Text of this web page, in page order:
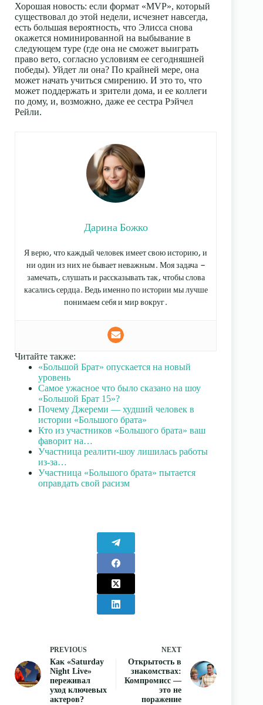
Хорошая новость: если формат «MVP», который
существовал до этой недели, исчезнет навсегда,
есть большая вероятность, что Элисса снова
окажется номинированной на выбывание в
следующем туре (где она не сможет выиграть
право вето, согласно условиям ее сегодняшней
победы). Уйдет ли она? По крайней мере, она
может начать учиться смирению. И это то, что
может поддержать и зрители дома, и ее коллеги
по дому, и, возможно, даже ее сестра Рэйчел
Рейли.
Дарина Божко
Я верю, что каждый человек имеет свою историю, и
ни один из них не бывает неважным. Моя задача —
замечать, слушать и рассказывать так, чтобы слова
касались сердца. Ведь именно по истории мы лучше
понимаем себя и мир вокруг.
Читайте также:
«Большой Брат» опускается на новый
уровень
Самое ужасное что было сказано на шоу
«Большой Брат 15»?
Почему Джереми — худший человек в
истории «Большого брата»
Кто из участников «Большого брата» ваш
фаворит на…
Участница реалити-шоу лишилась работы
из-за…
Участница «Большого брата» пытается
оправдать свой расизм
PREVIOUS
Как «Saturday
Night Live»
переживал
уход ключевых
актеров?
NEXT
Открытость в
знакомствах:
Компромисс —
это не
поражение